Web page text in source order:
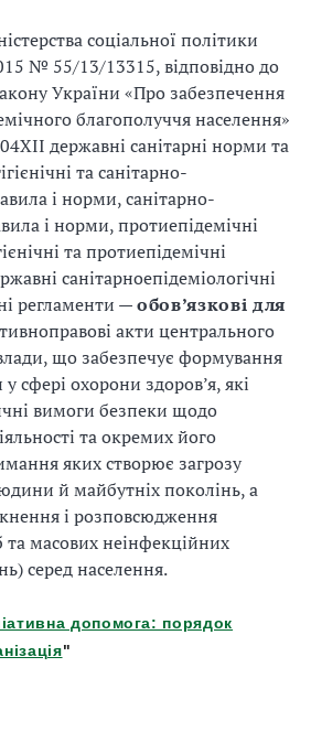
соціальної політики
№ 55/13/133­15, відповідно до
України «Про забезпечення
благополуччя населення»
державні санітарні норми та
та санітарно­
і норми, санітарно­
і норми, протиепідемічні
та протиепідемічні
санітарно­епідеміологічні
регламенти —обов’язкові для
акти центрального
що забезпечує формування
сфері охорони здоров’я, які
вимоги безпеки щодо
та окремих його
яких створює загрозу
й майбутніх поколінь, а
і розповсюдження
масових неінфекційних
серед населення.
допомога: порядок
"